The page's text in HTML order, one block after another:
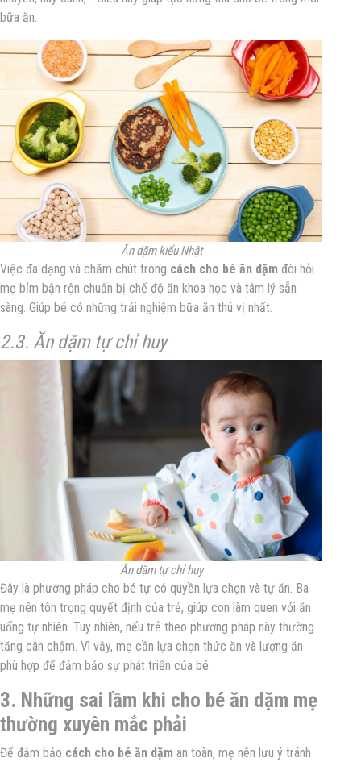
bữa ăn.
Ăn dặm kiểu Nhật
Việc đa dạng và chăm chút trong cách cho bé ăn dặm đòi hỏi
mẹ bỉm bận rộn chuẩn bị chế độ ăn khoa học và tâm lý sẵn
sàng. Giúp bé có những trải nghiệm bữa ăn thú vị nhất.
2.3. Ăn dặm tự chỉ huy
Ăn dặm tự chỉ huy
Đây là phương pháp cho bé tự có quyền lựa chọn và tự ăn. Ba
mẹ nên tôn trọng quyết định của trẻ, giúp con làm quen với ăn
uống tự nhiên. Tuy nhiên, nếu trẻ theo phương pháp này thường
tăng cân chậm. Vì vậy, mẹ cần lựa chọn thức ăn và lượng ăn
phù hợp để đảm bảo sự phát triển của bé.
3. Những sai lầm khi cho bé ăn dặm mẹ
thường xuyên mắc phải
Để đảm bảo cách cho bé ăn dặm an toàn, mẹ nên lưu ý tránh